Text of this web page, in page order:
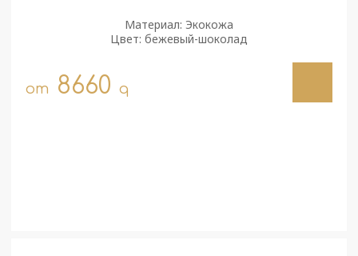
Материал: Экокожа
Цвет: бежевый-шоколад
от 8660 q